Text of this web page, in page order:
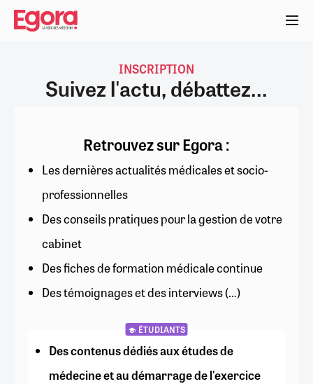
Aller
contenu
INSCRIPTION
Suivez l'actu, débattez...
Retrouvez sur Egora :
Les dernières actualités médicales et socio-
professionnelles
Des conseils pratiques pour la gestion de votre
cabinet
Des fiches de formation médicale continue
Des témoignages et des interviews (…)
ÉTUDIANTS
Des contenus dédiés aux études de
médecine et au démarrage de l'exercice